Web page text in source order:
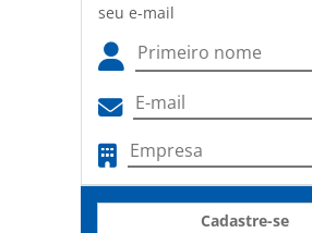
seu e-mail
Cadastre-se